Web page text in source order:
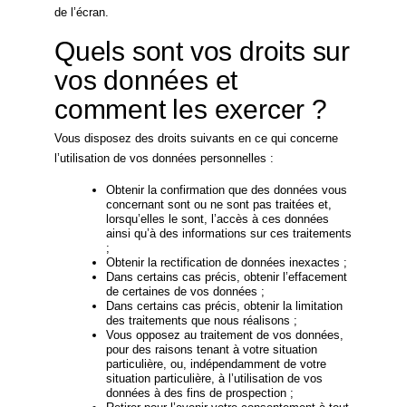
de l’écran.
Quels sont vos droits sur
vos données et
comment les exercer ?
Vous disposez des droits suivants en ce qui concerne
l’utilisation de vos données personnelles :
Obtenir la confirmation que des données vous
concernant sont ou ne sont pas traitées et,
lorsqu’elles le sont, l’accès à ces données
ainsi qu’à des informations sur ces traitements
;
Obtenir la rectification de données inexactes ;
Dans certains cas précis, obtenir l’effacement
de certaines de vos données ;
Dans certains cas précis, obtenir la limitation
des traitements que nous réalisons ;
Vous opposez au traitement de vos données,
pour des raisons tenant à votre situation
particulière, ou, indépendamment de votre
situation particulière, à l’utilisation de vos
données à des fins de prospection ;